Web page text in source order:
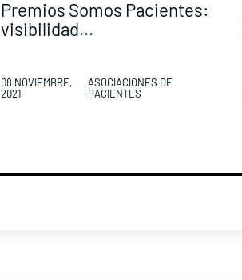
Premios Somos Pacientes:
visibilidad...
08 NOVIEMBRE,
2021
ASOCIACIONES DE
PACIENTES